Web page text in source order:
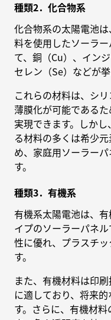
種類2．化合物系
化合物系の太陽電池
料を使用したソーラ
て、銅（Cu）、イン
セレン（Se）などが挙
これらの材料は、シ
薄膜化が可能である
実現できます。しか
る材料の多くは希少
め、家庭用ソーラー
す。
種類3．有機系
有機系太陽電池は、
イプのソーラーパネ
性に優れ、プラスチ
す。
また、有機材料は印
に適しており、将来
す。さらに、有機材